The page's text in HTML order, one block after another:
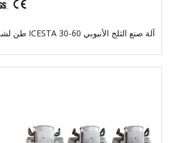
آلة صنع الثلج الأنبوبي ICESTA 30-60 طن لشرب الثلج الصالح للأكل